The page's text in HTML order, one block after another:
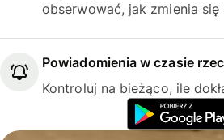
obserwować, jak zmienia się
Powiadomienia w czasie
Kontroluj na bieżąco, ile